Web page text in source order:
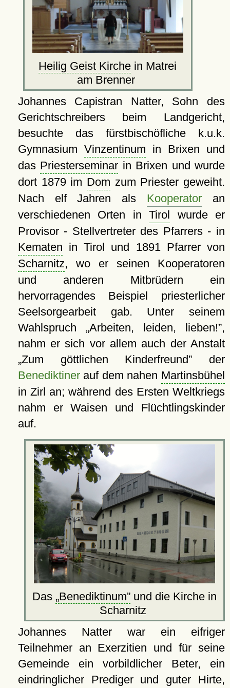
Heilig Geist Kirche in Matrei
am Brenner
Johannes Capistran Natter, Sohn des
Gerichtschreibers beim Landgericht,
besuchte das fürstbischöfliche k.u.k.
Gymnasium Vinzentinum in Brixen und
das Priesterseminar in Brixen und wurde
dort 1879 im Dom zum Priester geweiht.
Nach elf Jahren als Kooperator an
verschiedenen Orten inTirol wurde er
Provisor - Stellvertreter des Pfarrers - in
Kematen in Tirol und 1891 Pfarrer von
Scharnitz, wo er seinen Kooperatoren
und anderen Mitbrüdern ein
hervorragendes Beispiel priesterlicher
Seelsorgearbeit gab. Unter seinem
Wahlspruch
Arbeiten, leiden, lieben! ,
nahm er sich vor allem auch der Anstalt
Zum göttlichen Kinderfreund
der
Benediktinerauf dem nahen Martinsbühel
in Zirl an; während des Ersten Weltkriegs
nahm er Waisen und Flüchtlingskinder
auf.
Das Benediktinum und die Kirche in
Scharnitz
Johannes Natter war ein eifriger
Teilnehmer an Exerzitien und für seine
Gemeinde ein vorbildlicher Beter, ein
eindringlicher Prediger und guter Hirte,